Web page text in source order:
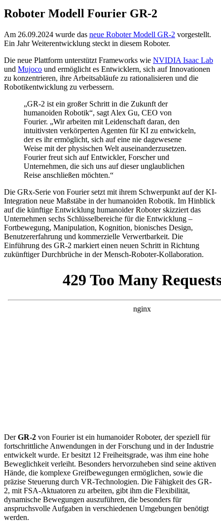
Roboter Modell Fourier GR-2
Am 26.09.2024 wurde das neue Roboter Modell GR-2 vorgestellt.
Ein Jahr Weiterentwicklung steckt in diesem Roboter.
Die neue Plattform unterstützt Frameworks wie NVIDIA Isaac Lab
und Mujoco und ermöglicht es Entwicklern, sich auf Innovationen
zu konzentrieren, ihre Arbeitsabläufe zu rationalisieren und die
Robotikentwicklung zu verbessern.
„GR-2 ist ein großer Schritt in die Zukunft der
humanoiden Robotik“, sagt Alex Gu, CEO von
Fourier. „Wir arbeiten mit Leidenschaft daran, den
intuitivsten verkörperten Agenten für KI zu entwickeln,
der es ihr ermöglicht, sich auf eine nie dagewesene
Weise mit der physischen Welt auseinanderzusetzen.
Fourier freut sich auf Entwickler, Forscher und
Unternehmen, die sich uns auf dieser unglaublichen
Reise anschließen möchten.“
Die GRx-Serie von Fourier setzt mit ihrem Schwerpunkt auf der KI-
Integration neue Maßstäbe in der humanoiden Robotik. Im Hinblick
auf die künftige Entwicklung humanoider Roboter skizziert das
Unternehmen sechs Schlüsselbereiche für die Entwicklung –
Fortbewegung, Manipulation, Kognition, bionisches Design,
Benutzererfahrung und kommerzielle Verwertbarkeit. Die
Einführung des GR-2 markiert einen neuen Schritt in Richtung
zukünftiger Durchbrüche in der Mensch-Roboter-Kollaboration.
DerGR-2 von Fourier ist ein humanoider Roboter, der speziell für
fortschrittliche Anwendungen in der Forschung und in der Industrie
entwickelt wurde. Er besitzt 12 Freiheitsgrade, was ihm eine hohe
Beweglichkeit verleiht. Besonders hervorzuheben sind seine aktiven
Hände, die komplexe Greifbewegungen ermöglichen, sowie die
präzise Steuerung durch VR-Technologien. Die Fähigkeit des GR-
2, mit FSA-Aktuatoren zu arbeiten, gibt ihm die Flexibilität,
dynamische Bewegungen auszuführen, die besonders für
anspruchsvolle Aufgaben in verschiedenen Umgebungen benötigt
werden.